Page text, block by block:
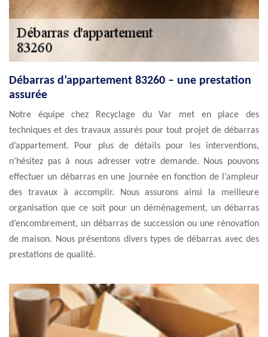
Débarras d’appartement 83260 – une prestation
assurée
Notre équipe chez Recyclage du Var met en place des
techniques et des travaux assurés pour tout projet de débarras
d’appartement. Pour plus de détails pour les interventions,
n’hésitez pas à nous adresser votre demande. Nous pouvons
effectuer un débarras en une journée en fonction de l’ampleur
des travaux à accomplir. Nous assurons ainsi la meilleure
organisation que ce soit pour un déménagement, un débarras
d’encombrement, un débarras de succession ou une rénovation
de maison. Nous présentons divers types de débarras avec des
prestations de qualité.